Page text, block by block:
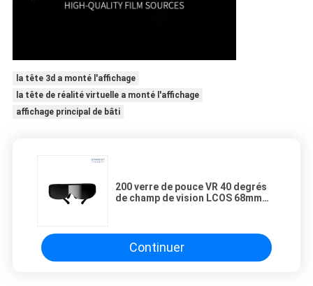
la tête 3d a monté l'affichage
la tête de réalité virtuelle a monté l'affichage
affichage principal de bâti
200 verre de pouce VR 40 degrés
de champ de vision LCOS 68mm
Continuer